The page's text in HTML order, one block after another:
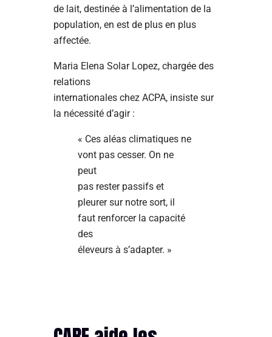
de lait, destinée à l’alimentation de la
population, en est de plus en plus
affectée.
Maria Elena Solar Lopez, chargée des
relations
internationales chez ACPA, insiste sur
la nécessité d’agir :
« Ces aléas climatiques ne
vont pas cesser. On ne
peut
pas rester passifs et
pleurer sur notre sort, il
faut renforcer la capacité
des
éleveurs à s’adapter. »